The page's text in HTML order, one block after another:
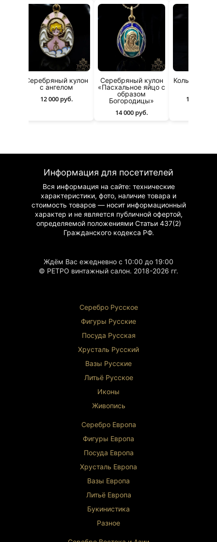
Серебряный кулон
с ангелом
12 000 руб.
Серебряный кулон
«Пасхальное яйцо с
образом
Богородицы»
14 000 руб.
Колье с
1 800 000
Информация для посетителей
Вся информация на сайте: технические
характеристики, фото, наличие товара и
стоимость товаров — носит информационный
характер и не является публичной офертой,
определяемой положениями Статьи 437(2)
Гражданскогокодекса РФ.
Ждём Вас ежедневно с 10:00 до 19:00
© РЕТРО винтажный салон. 2018-2026 гг.
Серебро Русское
Фигуры Русские
Посуда Русская
Хрусталь Русский
Вазы Русские
Литьё Русское
Иконы
Живопись
Серебро Европа
Фигуры Европа
Посуда Европа
Хрусталь Европа
Вазы Европа
Литьё Европа
Букинистика
Разное